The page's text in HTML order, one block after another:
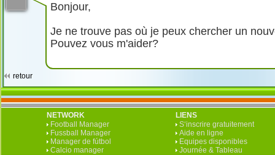
Bonjour,
Je ne trouve pas où je peux chercher un
Pouvez vous m'aider?
retour
NETWORK
Football Manager
Fussball Manager
Manager de fútbol
Calcio manager
LIENS
S‘inscrire gratuitement
Aide en ligne
Equipes disponibles
Journée & Tableau